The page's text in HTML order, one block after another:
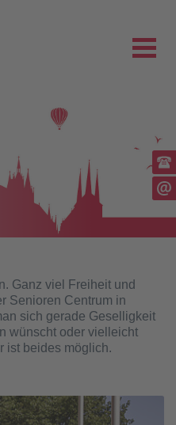
Ganz viel Freiheit und
Senioren Centrum in
sich gerade Geselligkeit
wünscht oder vielleicht
ist beides möglich.